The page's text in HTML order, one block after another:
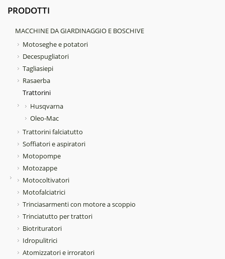
PRODOTTI
MACCHINE DA GIARDINAGGIO E BOSCHIVE
Motoseghe e potatori
Decespugliatori
Tagliasiepi
Rasaerba
Trattorini
Husqvarna
Oleo-Mac
Trattorini falciatutto
Soffiatori e aspiratori
Motopompe
Motozappe
Motocoltivatori
Motofalciatrici
Trinciasarmenti con motore a scoppio
Trinciatutto per trattori
Biotrituratori
Idropulitrici
Atomizzatori e irroratori